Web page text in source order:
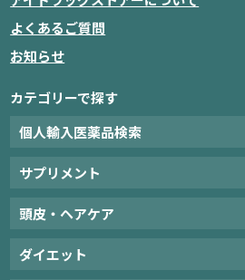
よくあるご質問
お知らせ
カテゴリーで探す
個人輸入医薬品検索
サプリメント
頭皮・ヘアケア
ダイエット